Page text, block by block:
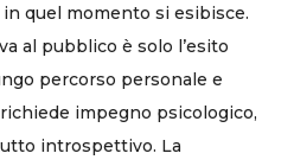
in quel momento si esibisce.
al pubblico è solo l’esito
percorso personale e
impegno psicologico,
introspettivo. La